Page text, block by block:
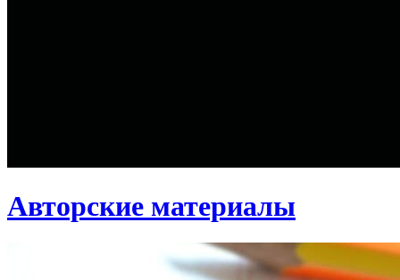
Авторские материалы